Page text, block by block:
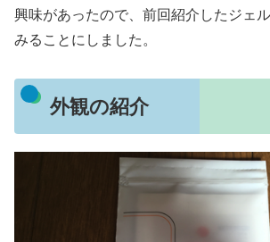
興味があったので、前回紹介したジェ
みることにしました。
外観の紹介